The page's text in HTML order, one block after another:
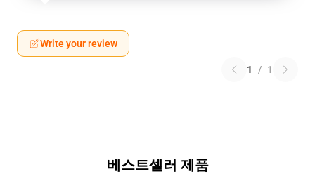
Write your review
1 / 1
베스트셀러 제품